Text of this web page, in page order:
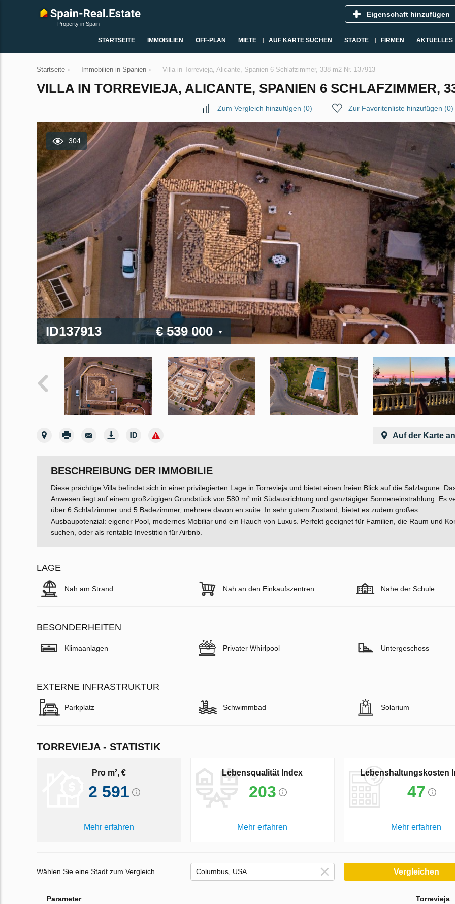
Property in Spain
Eigenschaft hinzufügen
STARTSEITE IMMOBILIEN OFF-PLAN MIETE AUF KARTE SUCHEN STÄDTE FIRMEN AKTUELLES
Startseite › Immobilien in Spanien › Villa in Torrevieja, Alicante, Spanien 6 Schlafzimmer, 338 m2 Nr. 137913
VILLA IN TORREVIEJA, ALICANTE, SPANIEN 6 SCHLAFZIMMER,
Zum Vergleich hinzufügen (0) Zur Favoritenliste hinzufügen (0)
304
ID137913 € 539 000
Auf der Karte
BESCHREIBUNG DER IMMOBILIE
Diese prächtige Villa befindet sich in einer privilegierten Lage in Torrevieja und bietet einen freien Blick auf die Salzlagune.
Anwesen liegt auf einem großzügigen Grundstück von 580 m² mit Südausrichtung und ganztägiger Sonneneinstrahlung. Es
über 6 Schlafzimmer und 5 Badezimmer, mehrere davon en suite. In sehr gutem Zustand, bietet es zudem großes
Ausbaupotenzial: eigener Pool, modernes Mobiliar und ein Hauch von Luxus. Perfekt geeignet für Familien, die Raum und
suchen, oder als rentable Investition für Airbnb.
LAGE
Nah am Strand Nah an den Einkaufszentren Nahe der Schule
BESONDERHEITEN
Klimaanlagen Privater Whirlpool Untergeschoss
EXTERNE INFRASTRUKTUR
Parkplatz Schwimmbad Solarium
TORREVIEJA - STATISTIK
Pro m², €
2 591
Mehr erfahren
Lebensqualität Index
203
Mehr erfahren
Lebenshaltungskosten
47
Mehr erfahren
Wählen Sie eine Stadt zum Vergleich Vergleichen
Parameter Torrevieja